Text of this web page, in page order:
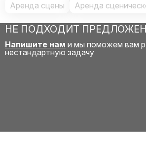
Аренда сцены Аренда
НЕ ПОДХОДИТ
Напишите нам и мы поможем вам
нестандартную задачу